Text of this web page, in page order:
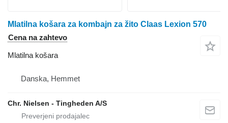
Mlatilna košara za kombajn za žito Claas Lexion 570
Cena na zahtevo
Mlatilna košara
Danska, Hemmet
Chr. Nielsen - Tingheden A/S